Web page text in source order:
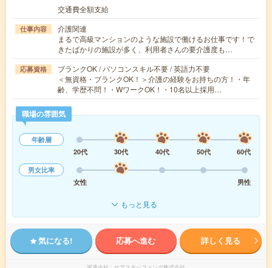
交通費全額支給
仕事内容
介護関連
まるで高級マンションのような施設で働けるお仕事です！で
きたばかりの施設が多く、利用者さんの要介護度も…
応募資格
ブランクOK / パソコンスキル不要 / 英語力不要
＜無資格・ブランクOK！＞介護の経験をお持ちの方！・年
齢、学歴不問！・WワークOK！・10名以上採用…
職場の雰囲気
年齢層
20代
30代 40代 50代
60代
男女比率
女性
男性
もっと見る
気になる! 応募へ進む 詳しく見る